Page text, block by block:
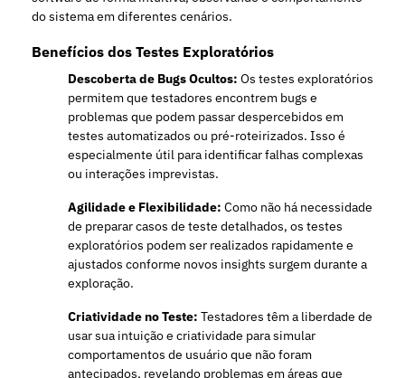
do sistema em diferentes cenários.
Benefícios dos Testes Exploratórios
Descoberta de Bugs Ocultos: Os testes exploratórios
permitem que testadores encontrem bugs e
problemas que podem passar despercebidos em
testes automatizados ou pré-roteirizados. Isso é
especialmente útil para identificar falhas complexas
ou interações imprevistas.
Agilidade e Flexibilidade: Como não há necessidade
de preparar casos de teste detalhados, os testes
exploratórios podem ser realizados rapidamente e
ajustados conforme novos insights surgem durante a
exploração.
Criatividade no Teste: Testadores têm a liberdade de
usar sua intuição e criatividade para simular
comportamentos de usuário que não foram
antecipados, revelando problemas em áreas que